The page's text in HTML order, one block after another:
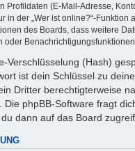
Profildaten (E-Mail-Adresse,
in der „Wer ist online?“-Funktion
des Boards, dass weitere
Benachrichtigungsfunktionen.
Verschlüsselung (Hash)
ist dein Schlüssel zu
Dritter berechtigterweise
Die phpBB-Software fragt
dann auf das Board